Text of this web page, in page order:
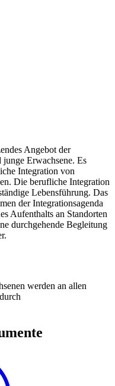
Angebot der
Erwachsene. Es
Integration von
Die berufliche Integration
Lebensführung. Das
der Integrationsagenda
Aufenthalts an Standorten
durchgehende Begleitung
werden an allen